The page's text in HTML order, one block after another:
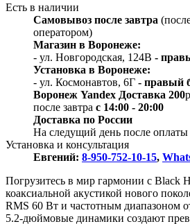
Есть в наличии
Самовывоз после завтра
оператором)
Магазин в Воронеже:
- ул. Новгородская, 124В -
Установка в Воронеже:
- ул. Космонавтов, 6Г - правый
Воронеж Yandex Доставка 200p
после завтра с 14:00 - 20:00
Доставка по России
На следущий день после оплаты
Установка и консультация
Евгений: 8-950-752-10-15,
Погрузитесь в мир гармонии с Black
коаксиальной акустикой нового
RMS 60 Вт и частотным диапазоном
5.2-дюймовые динамики создают